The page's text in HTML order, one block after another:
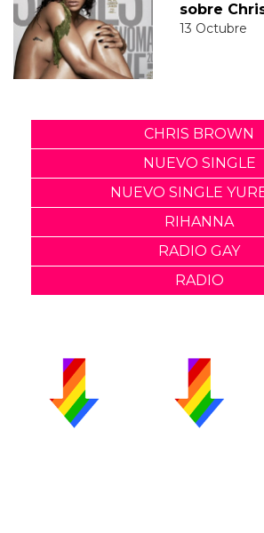
sobre
13 Octubre
CHRIS BROWN
NUEVO SINGLE
NUEVO SINGLE
RIHANNA
RADIO GAY
RADIO